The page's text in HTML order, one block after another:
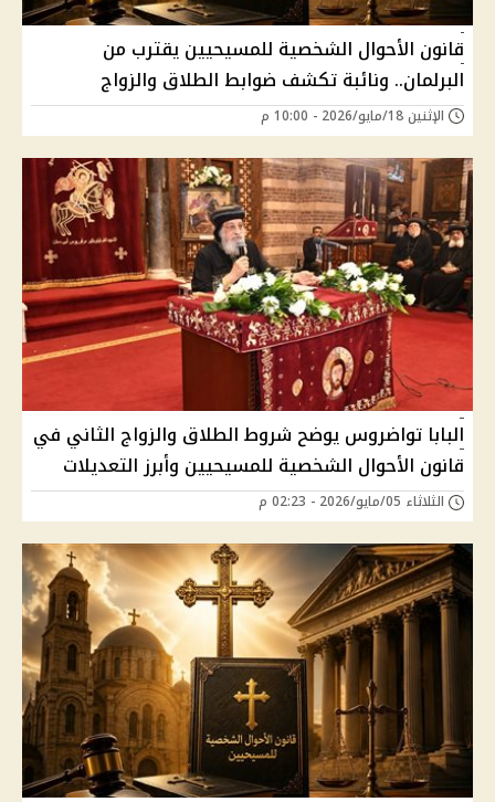
قانون الأحوال الشخصية للمسيحيين يقترب من
البرلمان.. ونائبة تكشف ضوابط الطلاق والزواج
الإثنين 18/مايو/2026 - 10:00 م
البابا تواضروس يوضح شروط الطلاق والزواج الثاني في
قانون الأحوال الشخصية للمسيحيين وأبرز التعديلات
الثلاثاء 05/مايو/2026 - 02:23 م